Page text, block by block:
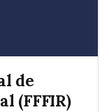
de
(FFFIR)